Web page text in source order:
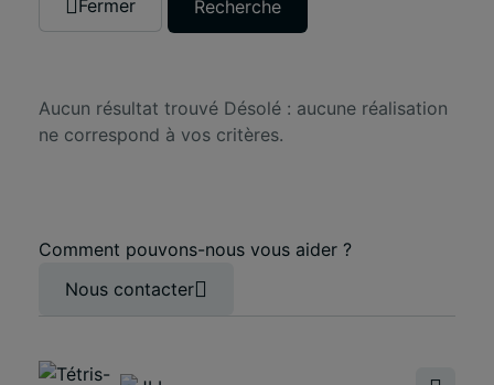
Fermer Recherche
Aucun résultat trouvé Désolé : aucune réalisation
ne correspond à vos critères.
Comment pouvons-nous vous aider ?
Nous contacter